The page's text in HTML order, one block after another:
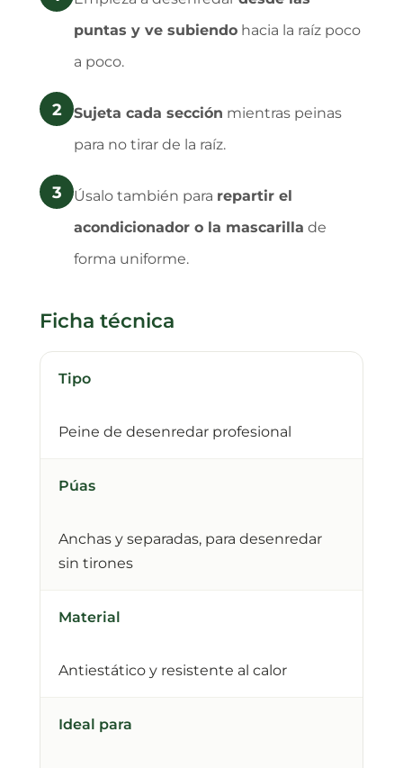
puntas y ve subiendo hacia la raíz poco
a poco.
2 Sujeta cada sección mientras peinas
para no tirar de la raíz.
3 Úsalo también para repartir el
acondicionador o la mascarilla de
forma uniforme.
Ficha técnica
Tipo
Peine de desenredar profesional
Púas
Anchas y separadas, para desenredar
sin tirones
Material
Antiestático y resistente al calor
Ideal para